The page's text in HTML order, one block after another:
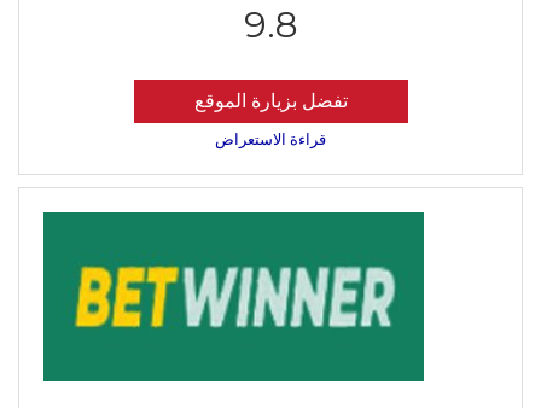
9.8
تفضل بزيارة الموقع
قراءة الاستعراض